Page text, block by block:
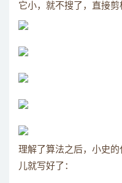
它小，就不搜了，直接剪
理解了算法之后，小史
儿就写好了：